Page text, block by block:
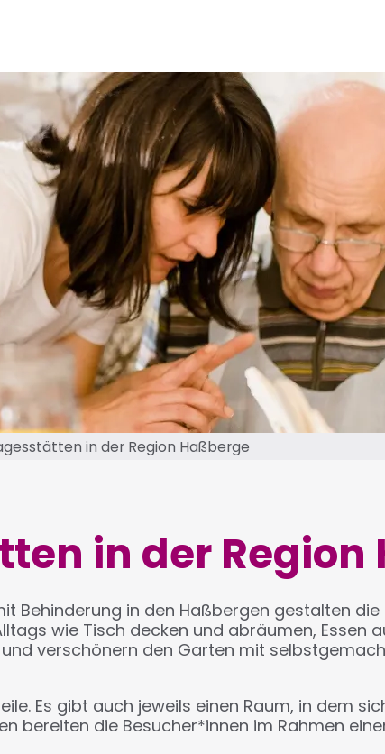
in der Region Haßberge
in der Region
Behinderung in den Haßbergen gestalten
wie Tisch decken und abräumen, Essen
verschönern den Garten mit
Es gibt auch jeweils einen Raum, in dem
bereiten die Besucher*innen im Rahmen